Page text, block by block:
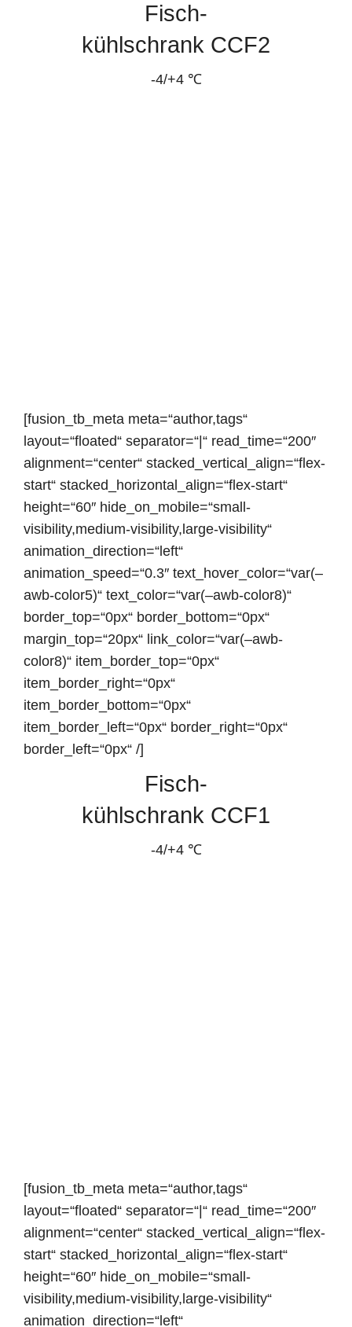
Fisch-
kühlschrank CCF2
-4/+4 ℃
[fusion_tb_meta meta=“author,tags“
layout=“floated“ separator=“|“ read_time=“200″
alignment=“center“ stacked_vertical_align=“flex-
start“ stacked_horizontal_align=“flex-start“
height=“60″ hide_on_mobile=“small-
visibility,medium-visibility,large-visibility“
animation_direction=“left“
animation_speed=“0.3″ text_hover_color=“var(–
awb-color5)“ text_color=“var(–awb-color8)“
border_top=“0px“ border_bottom=“0px“
margin_top=“20px“ link_color=“var(–awb-
color8)“ item_border_top=“0px“
item_border_right=“0px“
item_border_bottom=“0px“
item_border_left=“0px“ border_right=“0px“
border_left=“0px“ /]
Fisch-
kühlschrank CCF1
-4/+4 ℃
[fusion_tb_meta meta=“author,tags“
layout=“floated“ separator=“|“ read_time=“200″
alignment=“center“ stacked_vertical_align=“flex-
start“ stacked_horizontal_align=“flex-start“
height=“60″ hide_on_mobile=“small-
visibility,medium-visibility,large-visibility“
animation_direction=“left“